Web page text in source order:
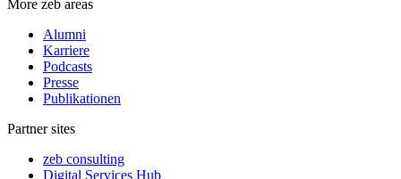
More zeb areas
Alumni
Karriere
Podcasts
Presse
Publikationen
Partner sites
zeb consulting
Digital Services Hub